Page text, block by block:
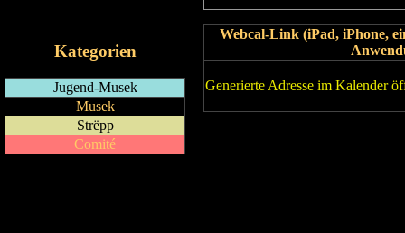
Kategorien
Jugend-Musek
Musek
Strëpp
Comité
Webcal-Link (iPad, iPhone,
Generierte Adresse im Kalender